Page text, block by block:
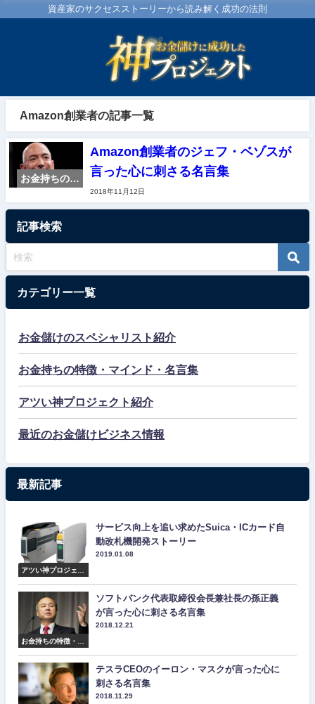
資産家のサクセスストーリーから読み解く成功の法則
Amazon創業者の記事一覧
お金持ちの特
ド・名言集
Amazon創業者のジェフ・ベゾスが
言った心に刺さる名言集
2018年11月12日
記事検索
カテゴリー一覧
お金儲けのスペシャリスト紹介
お金持ちの特徴・マインド・名言集
アツい神プロジェクト紹介
最近のお金儲けビジネス情報
最新記事
アツい神プロジェク
サービス向上を追い求めたSuica・ICカード自
動改札機開発ストーリー
2019.01.08
お金持ちの特徴・マ
ソフトバンク代表取締役会長兼社長の孫正義
が言った心に刺さる名言集
2018.12.21
テスラCEOのイーロン・マスクが言った心に
刺さる名言集
2018.11.29